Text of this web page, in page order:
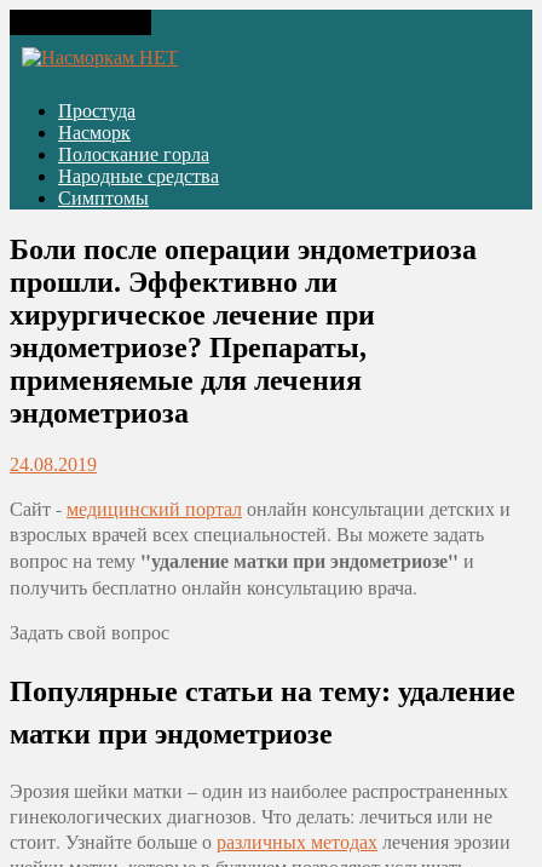
Простуда
Насморк
Полоскание горла
Народные средства
Симптомы
Боли после операции эндометриоза
прошли. Эффективно ли
хирургическое лечение при
эндометриозе? Препараты,
применяемые для лечения
эндометриоза
24.08.2019
Сайт -медицинский порталонлайн консультации детских и
взрослых врачей всех специальностей. Вы можете задать
вопрос на тему "удаление матки при эндометриозе" и
получить бесплатно онлайн консультацию врача.
Задать свой вопрос
Популярные статьи на тему: удаление
матки при эндометриозе
Эрозия шейки матки – один из наиболее распространенных
гинекологических диагнозов. Что делать: лечиться или не
стоит. Узнайте больше оразличных методахлечения эрозии